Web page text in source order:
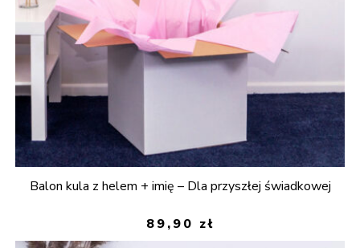
Balon kula z helem + imię – Dla przyszłej świadkowej
89,90 zł